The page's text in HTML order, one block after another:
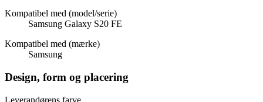
Kompatibel med (model/serie)
Samsung Galaxy S20 FE
Kompatibel med (mærke)
Samsung
Design, form og placering
Leverandørens farve